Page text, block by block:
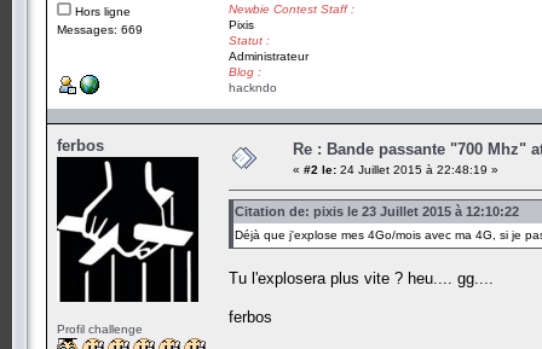
Hors ligne
Messages: 669
Newbie Contest Staff :
Pixis
Statut :
Administrateur
Blog :
hackndo
ferbos
Profil challenge
Re : Bande passante "700 Mhz"
« #2 le: 24 Juillet 2015 à 22:48:19 »
Citation de: pixis le 23 Juillet 2015 à 12:10:22
Déjà que j'explose mes 4Go/mois avec ma 4G, si je
Tu l'explosera plus vite ? heu.... gg....
ferbos